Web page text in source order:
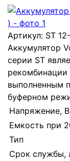
Артикул: ST
Аккумулятор
серии ST
рекомбинации
выполненным
буферном
Напряжение, В
Емкость при
Тип
Срок службы,